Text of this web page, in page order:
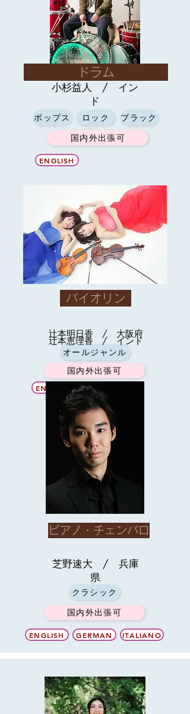
ドラム
小杉益人 / イン
ド
ポップス ロック
ブラック
国内外出張可
ENGLISH
バイオリン
辻本明日香 / 大阪府
オールジャンル
辻本恵理香 / インド
国内外出張可
ENGLISH
ピアノ・チェンバロ
芝野速大 / 兵庫
県
クラシック
国内外出張可
ENGLISH GERMAN ITALIANO